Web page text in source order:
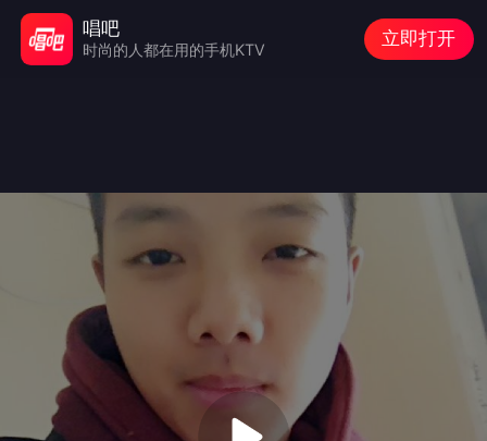
唱吧
时尚的人都在用的手机KTV
立即打开